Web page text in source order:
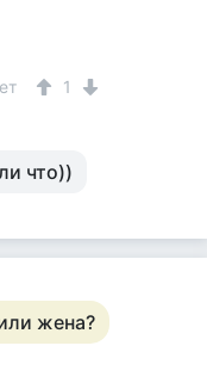
1
что))
жена?